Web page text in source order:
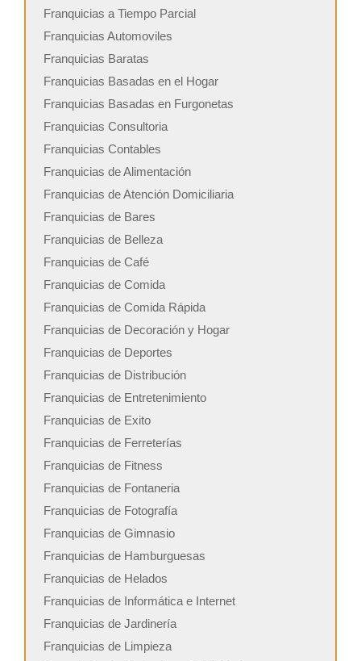
Franquicias a Tiempo Parcial
Franquicias Automoviles
Franquicias Baratas
Franquicias Basadas en el Hogar
Franquicias Basadas en Furgonetas
Franquicias Consultoria
Franquicias Contables
Franquicias de Alimentación
Franquicias de Atención Domiciliaria
Franquicias de Bares
Franquicias de Belleza
Franquicias de Café
Franquicias de Comida
Franquicias de Comida Rápida
Franquicias de Decoración y Hogar
Franquicias de Deportes
Franquicias de Distribución
Franquicias de Entretenimiento
Franquicias de Exito
Franquicias de Ferreterías
Franquicias de Fitness
Franquicias de Fontaneria
Franquicias de Fotografía
Franquicias de Gimnasio
Franquicias de Hamburguesas
Franquicias de Helados
Franquicias de Informática e Internet
Franquicias de Jardinería
Franquicias de Limpieza